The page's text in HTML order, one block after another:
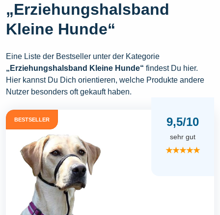
„Erziehungshalsband
Kleine Hunde“
Eine Liste der Bestseller unter der Kategorie
„Erziehungshalsband Kleine Hunde“ findest Du hier.
Hier kannst Du Dich orientieren, welche Produkte andere
Nutzer besonders oft gekauft haben.
BESTSELLER 9,5/10
sehr gut
★★★★★